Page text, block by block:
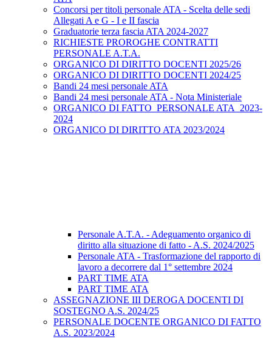
Concorsi per titoli personale ATA - Scelta delle sedi
Allegati A e G - I e II fascia
Graduatorie terza fascia ATA 2024-2027
RICHIESTE PROROGHE CONTRATTI
PERSONALE A.T.A.
ORGANICO DI DIRITTO DOCENTI 2025/26
ORGANICO DI DIRITTO DOCENTI 2024/25
Bandi 24 mesi personale ATA
Bandi 24 mesi personale ATA - Nota Ministeriale
ORGANICO DI FATTO_PERSONALE ATA_2023-
2024
ORGANICO DI DIRITTO ATA 2023/2024
Personale A.T.A. - Adeguamento organico di
diritto alla situazione di fatto - A.S. 2024/2025
Personale ATA - Trasformazione del rapporto di
lavoro a decorrere dal 1° settembre 2024
PART TIME ATA
PART TIME ATA
ASSEGNAZIONE III DEROGA DOCENTI DI
SOSTEGNO A.S. 2024/25
PERSONALE DOCENTE ORGANICO DI FATTO
A.S. 2023/2024